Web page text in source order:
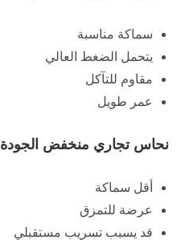
سماكة مناسبة
يتحمل الضغط العالي
مقاوم للتآكل
عمر طويل
نحاس تجاري منخفض الجودة
أقل سماكة
عرضة للتمزق
قد يسبب تسريب مستقبلي